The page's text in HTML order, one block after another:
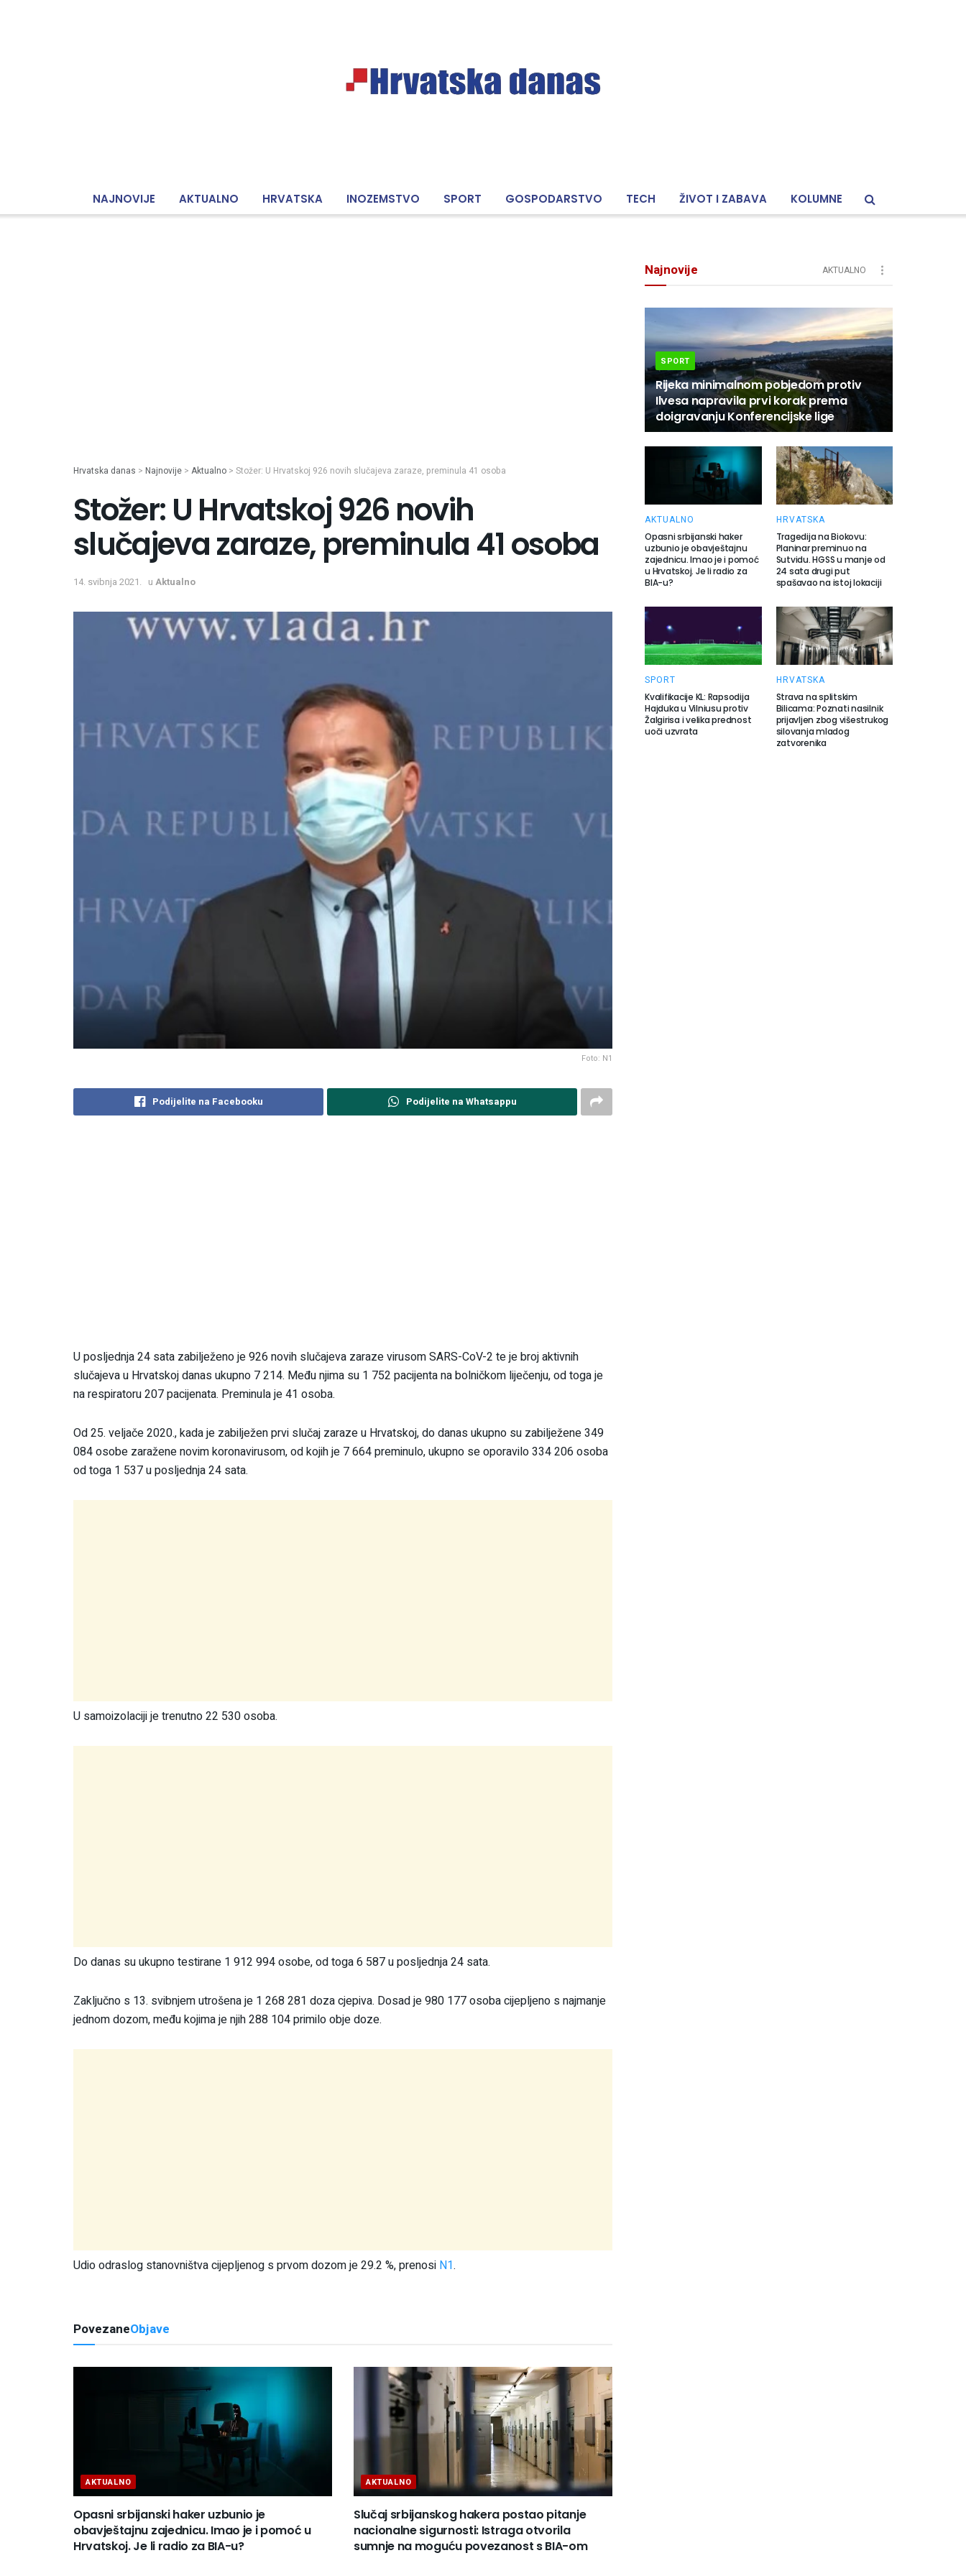
NAJNOVIJE AKTUALNO HRVATSKA INOZEMSTVO SPORT GOSPODARSTVO TECH ŽIVOT I ZABAVA KOLUMNE
Hrvatska danas > Najnovije > Aktualno > Stožer: U Hrvatskoj 926 novih slučajeva zaraze, preminula 41 osoba
Stožer: U Hrvatskoj 926 novih
slučajeva zaraze, preminula 41 osoba
14. svibnja 2021. u Aktualno
Foto: N1
Podijelite na Facebooku Podijelite na Whatsappu
U posljednja 24 sata zabilježeno je 926 novih slučajeva zaraze virusom SARS-CoV-2 te je broj aktivnih
slučajeva u Hrvatskoj danas ukupno 7 214. Među njima su 1 752 pacijenta na bolničkom liječenju, od toga je
na respiratoru 207 pacijenata. Preminula je 41 osoba.
Od 25. veljače 2020., kada je zabilježen prvi slučaj zaraze u Hrvatskoj, do danas ukupno su zabilježene 349
084 osobe zaražene novim koronavirusom, od kojih je 7 664 preminulo, ukupno se oporavilo 334 206 osoba
od toga 1 537 u posljednja 24 sata.
U samoizolaciji je trenutno 22 530 osoba.
Do danas su ukupno testirane 1 912 994 osobe, od toga 6 587 u posljednja 24 sata.
Zaključno s 13. svibnjem utrošena je 1 268 281 doza cjepiva. Dosad je 980 177 osoba cijepljeno s najmanje
jednom dozom, među kojima je njih 288 104 primilo obje doze.
Udio odraslog stanovništva cijepljenog s prvom dozom je 29.2 %, prenosi N1.
PovezaneObjave
AKTUALNO
Opasni srbijanski haker uzbunio je
obavještajnu zajednicu. Imao je i pomoć u
Hrvatskoj. Je li radio za BIA-u?
AKTUALNO
Slučaj srbijanskog hakera postao pitanje
nacionalne sigurnosti: Istraga otvorila
sumnje na moguću povezanost s BIA-om
Najnovije AKTUALNO
SPORT
Rijeka minimalnom pobjedom protiv
Ilvesa napravila prvi korak prema
doigravanju Konferencijske lige
AKTUALNO
Opasni srbijanski haker
uzbunio je obavještajnu
zajednicu. Imao je i pomoć
u Hrvatskoj. Je li radio za
BIA-u?
HRVATSKA
Tragedija na Biokovu:
Planinar preminuo na
Sutvidu. HGSS u manje od
24 sata drugi put
spašavao na istoj lokaciji
SPORT
Kvalifikacije KL: Rapsodija
Hajduka u Vilniusu protiv
Žalgirisa i velika prednost
uoči uzvrata
HRVATSKA
Strava na splitskim
Bilicama: Poznati nasilnik
prijavljen zbog višestrukog
silovanja mladog
zatvorenika